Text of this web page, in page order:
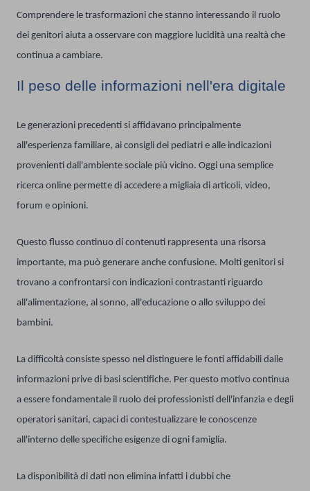
Comprendere le trasformazioni che stanno interessando il ruolo
dei genitori aiuta a osservare con maggiore lucidità una realtà che
continua a cambiare.
Il peso delle informazioni nell'era digitale
Le generazioni precedenti si affidavano principalmente
all'esperienza familiare, ai consigli dei pediatri e alle indicazioni
provenienti dall'ambiente sociale più vicino. Oggi una semplice
ricerca online permette di accedere a migliaia di articoli, video,
forum e opinioni.
Questo flusso continuo di contenuti rappresenta una risorsa
importante, ma può generare anche confusione. Molti genitori si
trovano a confrontarsi con indicazioni contrastanti riguardo
all'alimentazione, al sonno, all'educazione o allo sviluppo dei
bambini.
La difficoltà consiste spesso nel distinguere le fonti affidabili dalle
informazioni prive di basi scientifiche. Per questo motivo continua
a essere fondamentale il ruolo dei professionisti dell'infanzia e degli
operatori sanitari, capaci di contestualizzare le conoscenze
all'interno delle specifiche esigenze di ogni famiglia.
La disponibilità di dati non elimina infatti i dubbi che